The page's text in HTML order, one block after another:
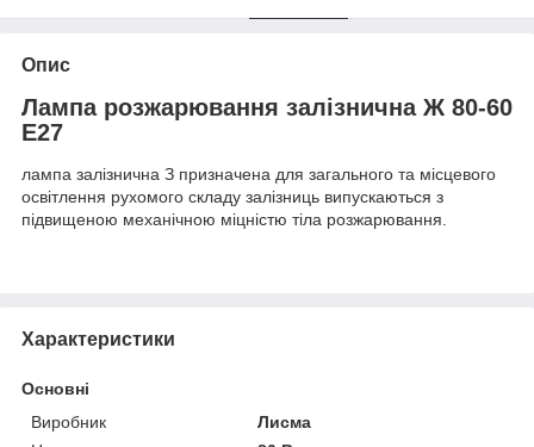
Опис
Лампа розжарювання залізнична Ж 80-60
Е27
лампа залізнична З призначена для загального та місцевого
освітлення рухомого складу залізниць випускаються з
підвищеною механічною міцністю тіла розжарювання.
Характеристики
Основні
Виробник
Лисма